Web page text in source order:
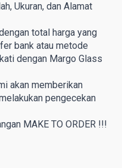
Ukuran, dan Alamat
total harga yang
bank atau metode
dengan Margo Glass
akan memberikan
pengecekan
MAKE TO ORDER !!!